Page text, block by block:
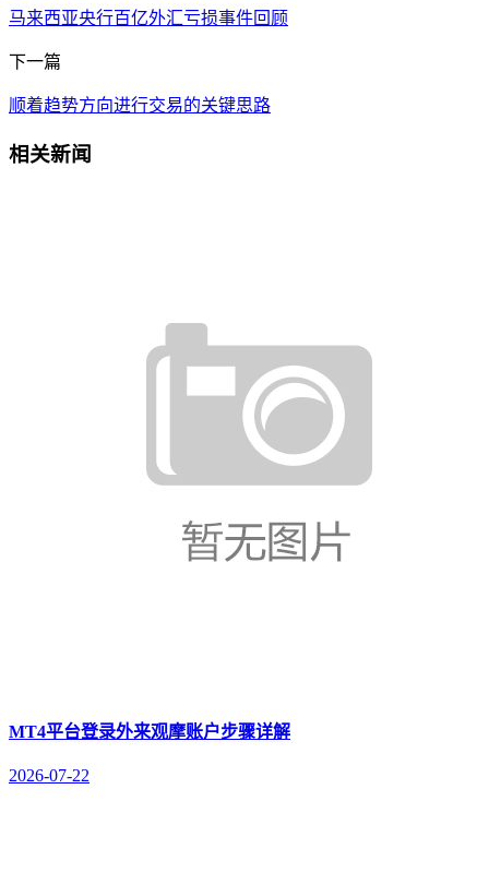
马来西亚央行百亿外汇亏损事件回顾
下一篇
顺着趋势方向进行交易的关键思路
相关新闻
MT4平台登录外来观摩账户步骤详解
2026-07-22